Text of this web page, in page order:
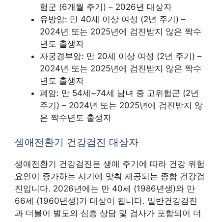
험군 (6개월 주기) – 2026년 대상자
유방암: 만 40세 이상 여성 (2년 주기) –
2024년 또는 2025년에 검진받지 않은 짝수
년도 출생자
자궁경부암: 만 20세 이상 여성 (2년 주기) –
2024년 또는 2025년에 검진받지 않은 짝수
년도 출생자
폐암: 만 54세~74세 남녀 중 고위험군 (2년
주기) – 2024년 또는 2025년에 검진받지 않
은 짝수년도 출생자
생애전환기 건강검진 대상자
생애전환기 건강검진은 생애 주기에 따라 건강 위험
요인이 증가하는 시기에 맞춰 제공되는 종합 건강검
진입니다. 2026년에는 만 40세 (1986년생)와 만
66세 (1960년생)가 대상이 됩니다. 일반건강검진
과 더불어 별도의 심층 상담 및 검사가 포함되어 더